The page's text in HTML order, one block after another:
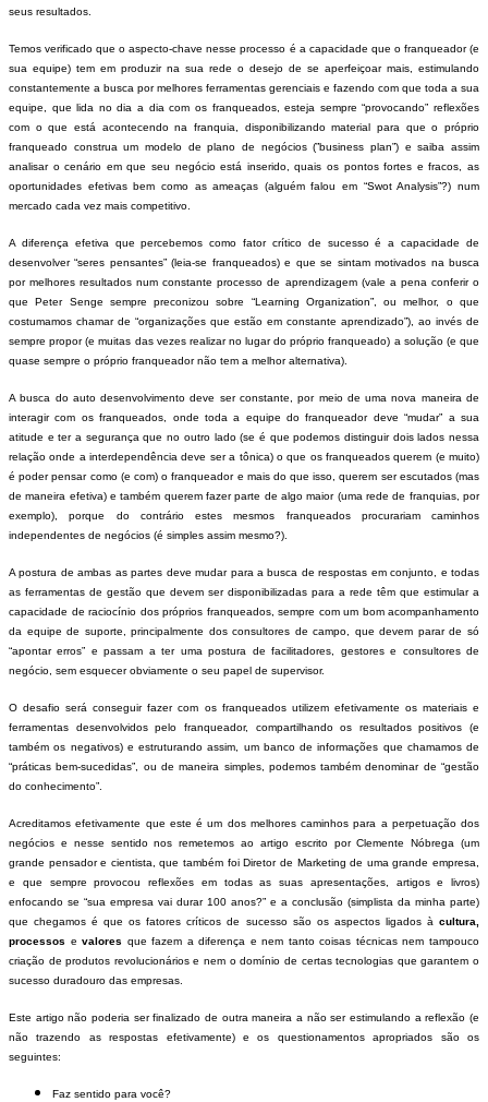
seus resultados.
Temos verificado que o aspecto-chave nesse processo é a capacidade que o franqueador (e
sua equipe) tem em produzir na sua rede o desejo de se aperfeiçoar mais, estimulando
constantemente a busca por melhores ferramentas gerenciais e fazendo com que toda a sua
equipe, que lida no dia a dia com os franqueados, esteja sempre “provocando” reflexões
com o que está acontecendo na franquia, disponibilizando material para que o próprio
franqueado construa um modelo de plano de negócios (”business plan”) e saiba assim
analisar o cenário em que seu negócio está inserido, quais os pontos fortes e fracos, as
oportunidades efetivas bem como as ameaças (alguém falou em “Swot Analysis”?) num
mercado cada vez mais competitivo.
A diferença efetiva que percebemos como fator crítico de sucesso é a capacidade de
desenvolver “seres pensantes” (leia-se franqueados) e que se sintam motivados na busca
por melhores resultados num constante processo de aprendizagem (vale a pena conferir o
que Peter Senge sempre preconizou sobre “Learning Organization”, ou melhor, o que
costumamos chamar de “organizações que estão em constante aprendizado”), ao invés de
sempre propor (e muitas das vezes realizar no lugar do próprio franqueado) a solução (e que
quase sempre o próprio franqueador não tem a melhor alternativa).
A busca do auto desenvolvimento deve ser constante, por meio de uma nova maneira de
interagir com os franqueados, onde toda a equipe do franqueador deve “mudar” a sua
atitude e ter a segurança que no outro lado (se é que podemos distinguir dois lados nessa
relação onde a interdependência deve ser a tônica) o que os franqueados querem (e muito)
é poder pensar como (e com) o franqueador e mais do que isso, querem ser escutados (mas
de maneira efetiva) e também querem fazer parte de algo maior (uma rede de franquias, por
exemplo), porque do contrário estes mesmos franqueados procurariam caminhos
independentes de negócios (é simples assim mesmo?).
A postura de ambas as partes deve mudar para a busca de respostas em conjunto, e todas
as ferramentas de gestão que devem ser disponibilizadas para a rede têm que estimular a
capacidade de raciocínio dos próprios franqueados, sempre com um bom acompanhamento
da equipe de suporte, principalmente dos consultores de campo, que devem parar de só
“apontar erros” e passam a ter uma postura de facilitadores, gestores e consultores de
negócio, sem esquecer obviamente o seu papel de supervisor.
O desafio será conseguir fazer com os franqueados utilizem efetivamente os materiais e
ferramentas desenvolvidos pelo franqueador, compartilhando os resultados positivos (e
também os negativos) e estruturando assim, um banco de informações que chamamos de
“práticas bem-sucedidas”, ou de maneira simples, podemos também denominar de “gestão
do conhecimento”.
Acreditamos efetivamente que este é um dos melhores caminhos para a perpetuação dos
negócios e nesse sentido nos remetemos ao artigo escrito por Clemente Nóbrega (um
grande pensador e cientista, que também foi Diretor de Marketing de uma grande empresa,
e que sempre provocou reflexões em todas as suas apresentações, artigos e livros)
enfocando se “sua empresa vai durar 100 anos?” e a conclusão (simplista da minha parte)
que chegamos é que os fatores críticos de sucesso são os aspectos ligados à cultura,
processos e valores que fazem a diferença e nem tanto coisas técnicas nem tampouco
criação de produtos revolucionários e nem o domínio de certas tecnologias que garantem o
sucesso duradouro das empresas.
Este artigo não poderia ser finalizado de outra maneira a não ser estimulando a reflexão (e
não trazendo as respostas efetivamente) e os questionamentos apropriados são os
seguintes:
Faz sentido para você?